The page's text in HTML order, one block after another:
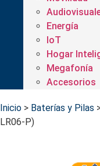
Energía
IoT
Hogar
Megafonía
Accesorios
Inicio > Baterías y Pilas
LR06-P)